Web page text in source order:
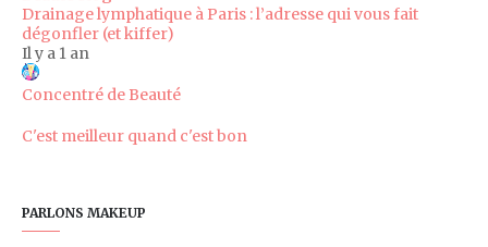
Drainage lymphatique à Paris : l’adresse qui vous fait
dégonfler (et kiffer)
Il y a 1 an
Concentré de Beauté
C'est meilleur quand c'est bon
PARLONS MAKEUP